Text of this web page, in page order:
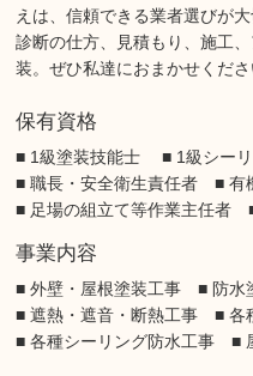
えは、信頼できる業者選びが大
診断の仕方、見積もり、施工
装。ぜひ私達におまかせくださ
保有資格
■ 1級塗装技能士 ■ 1級シー
■ 職長・安全衛生責任者 ■ 有
■ 足場の組立て等作業主任者
事業内容
■ 外壁・屋根塗装工事 ■ 防
■ 遮熱・遮音・断熱工事 ■ 各
■ 各種シーリング防水工事 ■